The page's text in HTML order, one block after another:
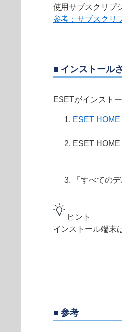
使用サブスクリプ
参考：サブスクリ
■ インストール
ESETがインスト
ESET HOME
ESET
「すべての
ヒント
インストール端末
■ 参考